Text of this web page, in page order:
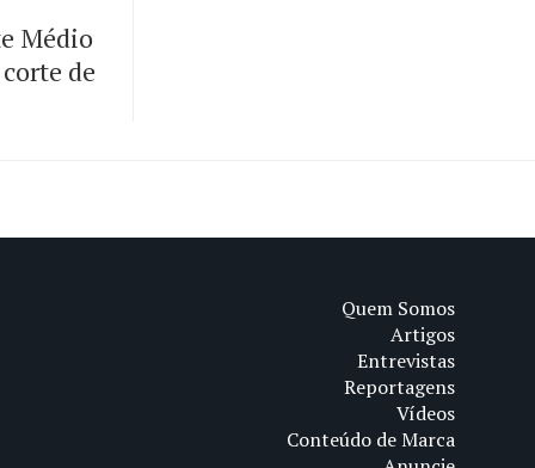
Médio
de
Quem Somos
Artigos
Entrevistas
Reportagens
Vídeos
Conteúdo de Marca